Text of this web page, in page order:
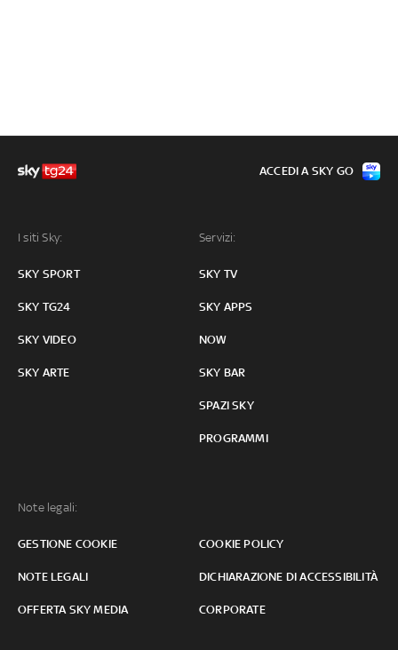
I siti Sky:
SKY SPORT
SKY TG24
SKY VIDEO
SKY ARTE
Servizi:
SKY TV
SKY APPS
NOW
SKY BAR
SPAZI SKY
PROGRAMMI
Note legali:
GESTIONE COOKIE COOKIE POLICY
NOTE LEGALI DICHIARAZIONE DI ACCESSIBILITÀ
OFFERTA SKY MEDIA CORPORATE
ACCEDI A SKY GO